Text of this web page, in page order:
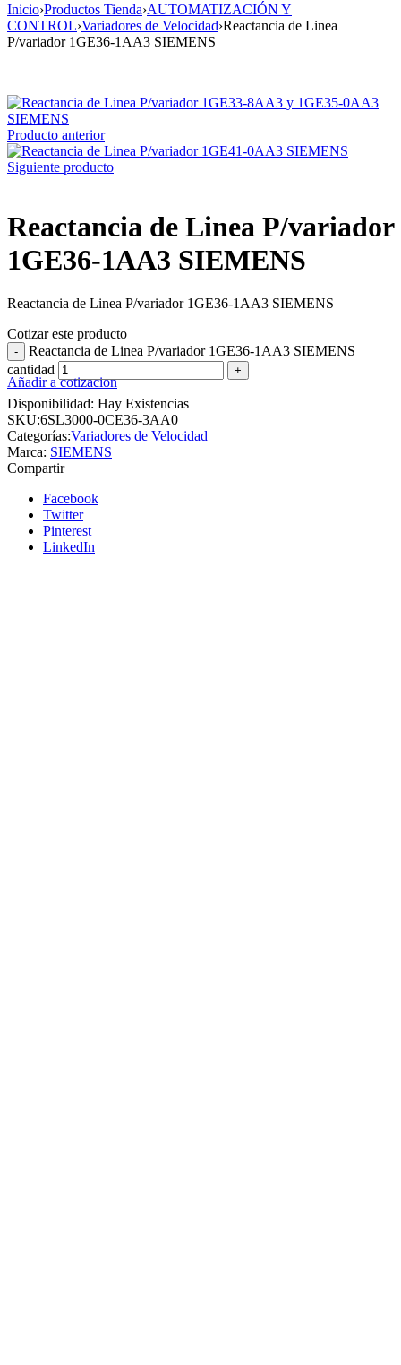
Inicio›Productos Tienda›AUTOMATIZACIÓN Y
CONTROL›Variadores de Velocidad›Reactancia de Linea
P/variador 1GE36-1AA3 SIEMENS
Producto anterior
Siguiente producto
Reactancia de Linea P/variador
1GE36-1AA3 SIEMENS
Reactancia de Linea P/variador 1GE36-1AA3 SIEMENS
Cotizar este producto
Reactancia de Linea P/variador 1GE36-1AA3 SIEMENS
cantidad
Añadir a cotizacion
Disponibilidad: Hay Existencias
SKU:6SL3000-0CE36-3AA0
Categorías:Variadores de Velocidad
Marca: SIEMENS
Compartir
Facebook
Twitter
Pinterest
LinkedIn